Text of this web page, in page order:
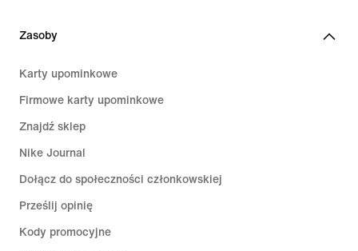
Zasoby
Karty upominkowe
Firmowe karty upominkowe
Znajdź sklep
Nike Journal
Dołącz do społeczności członkowskiej
Prześlij opinię
Kody promocyjne